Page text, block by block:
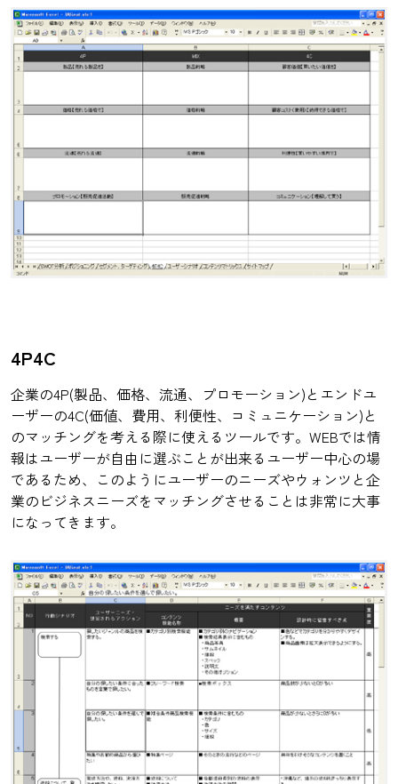
4P4C
企業の4P(製品、価格、流通、プロモーション)とエンドユ
ーザーの4C(価値、費用、利便性、コミュニケーション)と
のマッチングを考える際に使えるツールです。WEBでは情
報はユーザーが自由に選ぶことが出来るユーザー中心の場
であるため、このようにユーザーのニーズやウォンツと企
業のビジネスニーズをマッチングさせることは非常に大事
になってきます。